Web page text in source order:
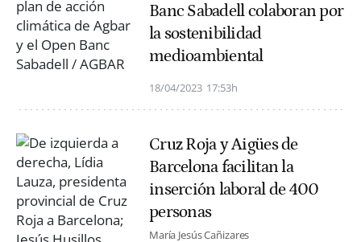
Banc Sabadell colaboran por
la sostenibilidad
medioambiental
18/04/2023 17:53h
Cruz Roja y Aigües de
Barcelona facilitan la
inserción laboral de 400
personas
María Jesús Cañizares